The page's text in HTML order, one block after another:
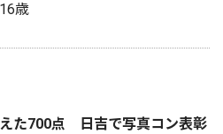
歳
た700点 日吉で写真コン表彰